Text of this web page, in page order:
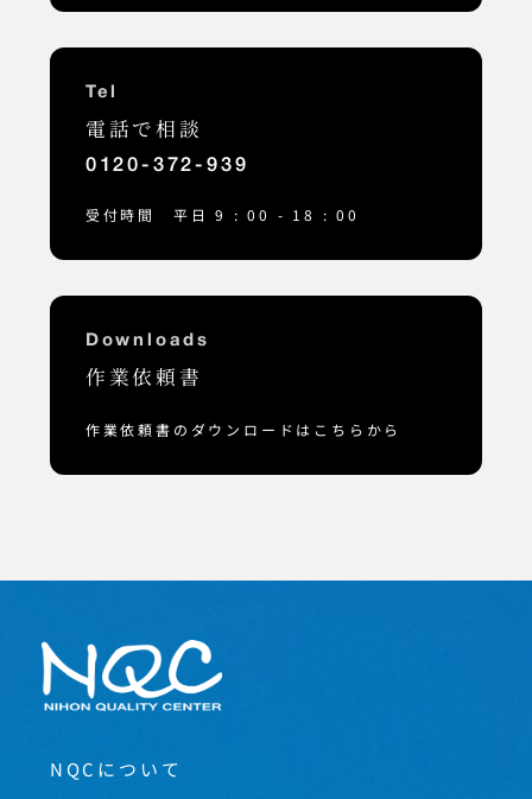
Tel
電話で相談
0120-372-939
受付時間 平日 9 : 00 - 18 : 00
Downloads
作業依頼書
作業依頼書のダウンロードはこちらから
NQCについて